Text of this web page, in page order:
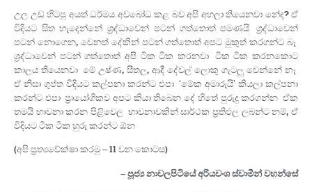
උල උඩ හිටපු අයත් ධර්මය අවබෝධ කළ බව අපි අහලා තියෙනවා නේද? ඒ
විදියට සිත හැදෙන්නේ ශ්‍රද්ධාවෙන් පටන් ගත්තොත් පමණයි. ශ්‍රද්ධාවෙන්
පටන් නොගෙන, වෙනත් දේකින් පටන් ගත්තොත් අපට මුකුත් කරගන්ට බෑ.
ශ්‍රද්ධාවෙන් පටන් ගත්තොත් අපි ටික ටික කරනවා. ටික ටික කරනකොට
කාලය තියෙනවා. මේ උෂ්ණ, සීතල, ආදී දේවල් ලොකු ගැටලු වෙන්නේ නෑ.
ඒ නිසා ගුප්ත විදියට කල්පනා කරන්ට එපා. ‘මේක අමාරුයි’ කියලා කල්පනා
කරන්ට එපා. ප්‍රායෝගිකව අපට කියා තිබෙන දේ හිතේ පුරුදු කරගන්න. ඒක
තමයි භාවනා කරන පිළිවෙල. භාවනාවකින් සාර්ථක ප්‍රතිඵල ලබන්ට නම්, ඒ
විදියට ටික ටික හුරු කරන්ට ඕන.
(අපි ප්‍රත්‍යවේක්ෂා කරමු – 11 වන කොටස)
– පූජ්‍ය නාවලපිටියේ අරියවංශ ස්වාමීන් වහන්සේ